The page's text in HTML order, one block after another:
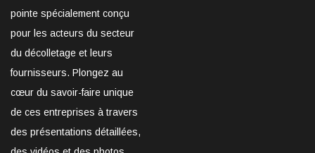
pointe spécialement conçu
pour les acteurs du secteur
du décolletage et leurs
fournisseurs. Plongez au
cœur du savoir-faire unique
de ces entreprises à travers
des présentations détaillées,